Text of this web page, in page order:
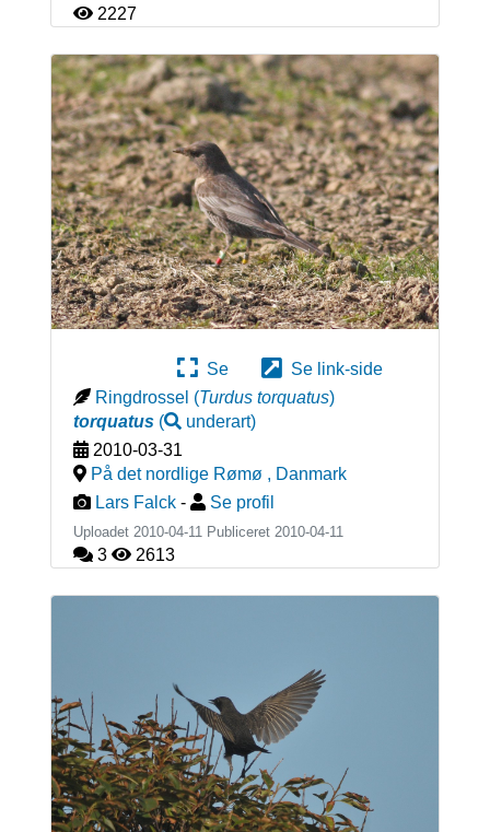
2227
Se
Se link-side
Ringdrossel (Turdus torquatus)
torquatus( underart)
2010-03-31
På det nordlige Rømø , Danmark
Lars Falck - Se profil
Uploadet 2010-04-11 Publiceret 2010-04-11
3 2613